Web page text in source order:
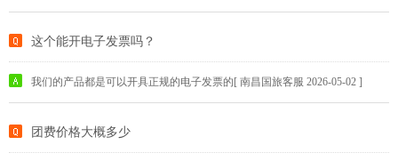
这个能开电子发票吗？
我们的产品都是可以开具正规的电子发票的[ 南昌国旅客服 2026-05-02 ]
团费价格大概多少